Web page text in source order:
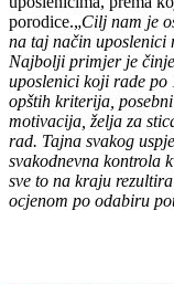
porodice.„Cilj nam je
na taj način uposlenici
Najbolji primjer je
uposlenici koji rade
opštih kriterija,
motivacija, želja za
rad. Tajna svakog
svakodnevna kontrola
sve to na kraju
ocjenom po odabiru